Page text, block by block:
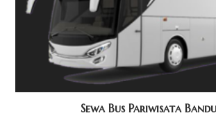
Sewa Bus Pariwisata